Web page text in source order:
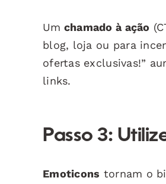
Um chamado à ação
blog, loja ou para
ofertas exclusivas!”
links.
Passo 3:
Emoticons tornam o